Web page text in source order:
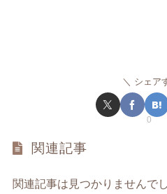
シェア
0
関連記事
関連記事は見つかりませんでし